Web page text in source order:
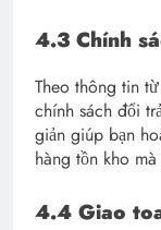
4.3 Chính
Theo thông tin từ
chính sách đổi
giản giúp bạn
hàng tồn kho
4.4 Giao